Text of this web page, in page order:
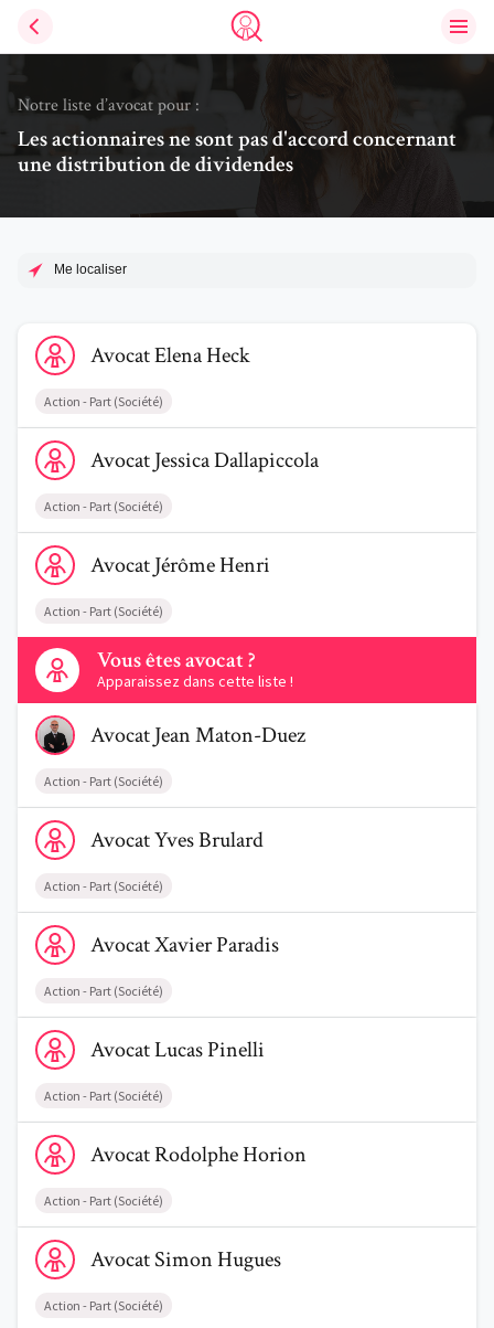
Trouve un avocat
Notre liste d’avocat pour :
Les actionnaires ne sont pas d'accord concernant
une distribution de dividendes
Me localiser
Voir le profil de AvocatElena Heck
AvocatElenaHeck
Action - Part (Société)
Voir le profil de AvocatJessica Dallapiccola
AvocatJessicaDallapiccola
Action - Part (Société)
Voir le profil de AvocatJérôme Henri
AvocatJérômeHenri
Action - Part (Société)
Vous êtes avocat ?
Apparaissez dans cette liste !
Contactez-nous
Voir le profil de AvocatJean Maton-Duez
AvocatJeanMaton-Duez
Action - Part (Société)
Voir le profil de AvocatYves Brulard
AvocatYvesBrulard
Action - Part (Société)
Voir le profil de AvocatXavier Paradis
AvocatXavierParadis
Action - Part (Société)
Voir le profil de AvocatLucas Pinelli
AvocatLucasPinelli
Action - Part (Société)
Voir le profil de AvocatRodolphe Horion
AvocatRodolpheHorion
Action - Part (Société)
Voir le profil de AvocatSimon Hugues
AvocatSimonHugues
Action - Part (Société)